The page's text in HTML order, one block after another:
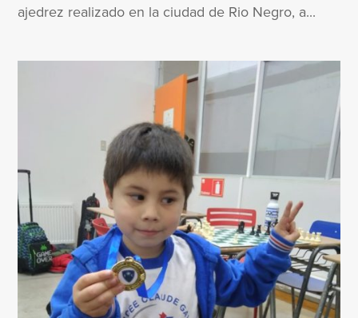
ajedrez realizado en la ciudad de Rio Negro, a...